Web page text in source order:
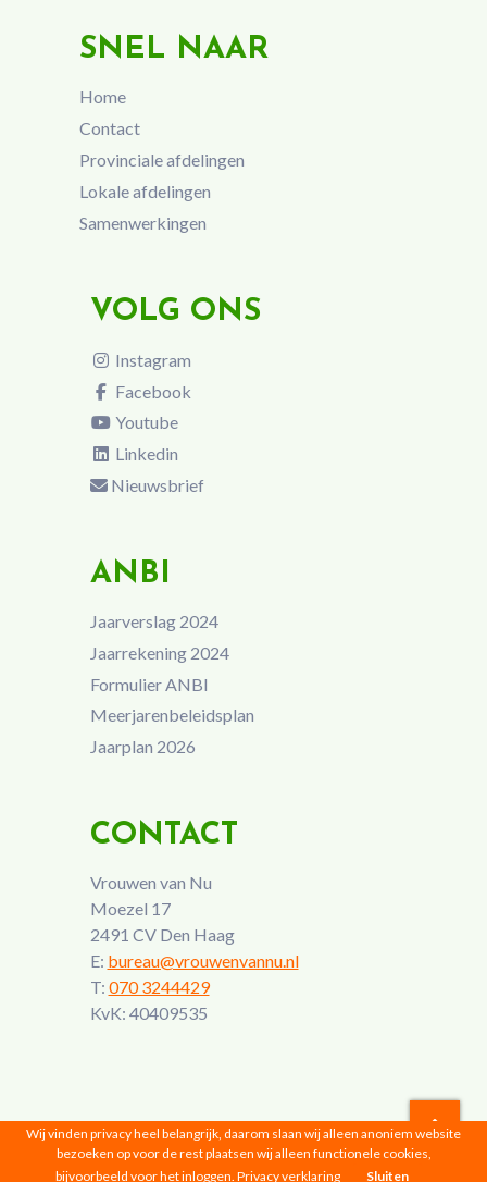
SNEL NAAR
Home
Contact
Provinciale afdelingen
Lokale afdelingen
Samenwerkingen
VOLG ONS
Instagram
Facebook
Youtube
Linkedin
Nieuwsbrief
ANBI
Jaarverslag 2024
Jaarrekening 2024
Formulier ANBI
Meerjarenbeleidsplan
Jaarplan 2026
CONTACT
Vrouwen van Nu
Moezel 17
2491 CV Den Haag
E: bureau@vrouwenvannu.nl
T: 070 3244429
KvK: 40409535
Vrouwen van Nu © 2026 |Privacyverklaring
Wij vinden privacy heel belangrijk, daarom slaan wij alleen anoniem website
bezoeken op voor de rest plaatsen wij alleen functionele cookies,
bijvoorbeeld voor het inloggen. Privacy verklaring Sluiten